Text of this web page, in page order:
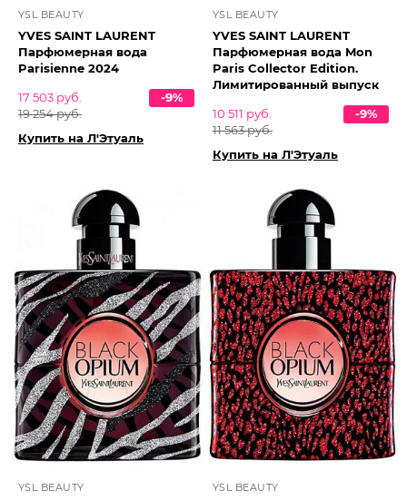
YSL BEAUTY
YVES SAINT LAURENT
Парфюмерная вода
Parisienne 2024
17 503 руб.
19 254 руб.
-9%
Купить на Л'Этуаль
YSL BEAUTY
YVES SAINT LAURENT
Парфюмерная вода Mon
Paris Collector Edition.
Лимитированный выпуск
10 511 руб.
11 563 руб.
-9%
Купить на Л'Этуаль
YSL BEAUTY YSL BEAUTY